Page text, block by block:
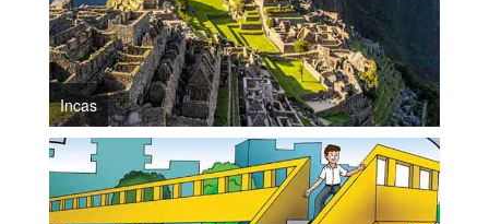
Incas